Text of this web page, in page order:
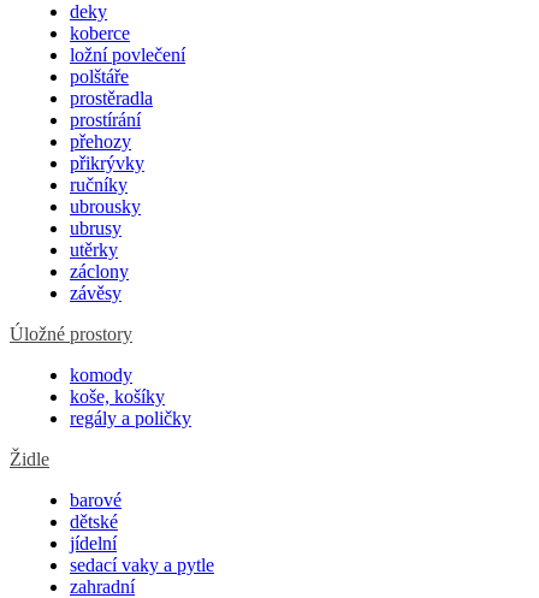
deky
koberce
ložní povlečení
polštáře
prostěradla
prostírání
přehozy
přikrývky
ručníky
ubrousky
ubrusy
utěrky
záclony
závěsy
Úložné prostory
komody
koše, košíky
regály a poličky
Židle
barové
dětské
jídelní
sedací vaky a pytle
zahradní